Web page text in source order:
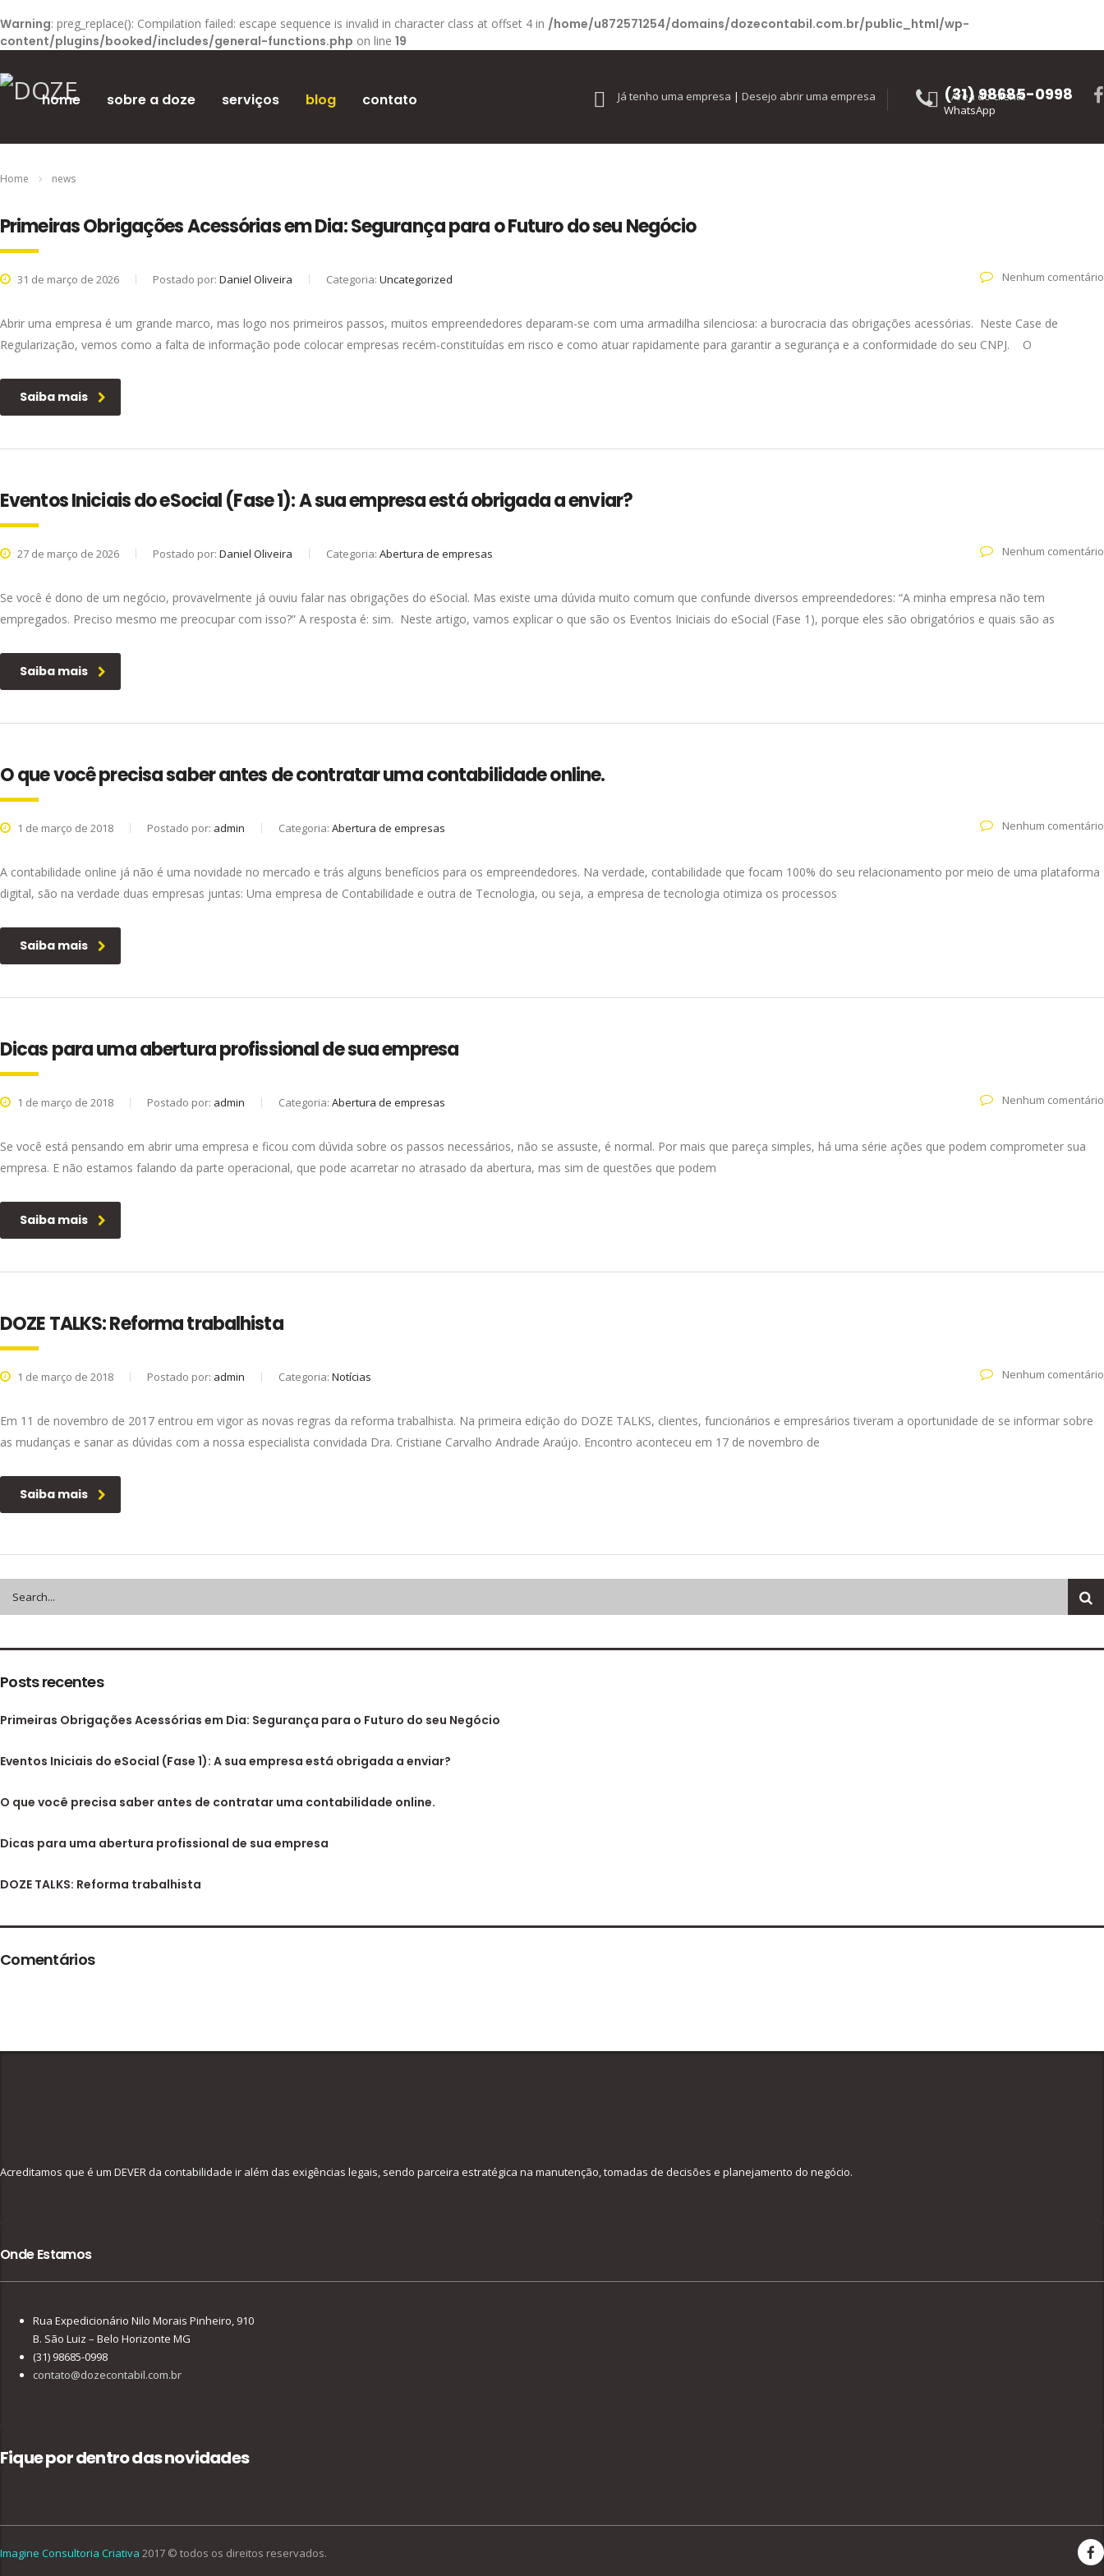
Warning: preg_replace(): Compilation failed: escape sequence is invalid in character class at offset 4 in /home/u872571254/domains/dozecontabil.com.br/public_html/wp-
content/plugins/booked/includes/general-functions.php on line 19
Área do cliente
Já tenho uma empresa | Desejo abrir uma empresa
home sobre a doze serviços blog contato (31) 98685-0998
WhatsApp
Home News
Primeiras Obrigações Acessórias em Dia: Segurança para o Futuro do seu Negócio
31 de março de 2026 Postado por: Daniel Oliveira Categoria: Uncategorized Nenhum comentário
Abrir uma empresa é um grande marco, mas logo nos primeiros passos, muitos empreendedores deparam-se com uma armadilha silenciosa: a burocracia das obrigações acessórias. Neste Case de
Regularização, vemos como a falta de informação pode colocar empresas recém-constituídas em risco e como atuar rapidamente para garantir a segurança e a conformidade do seu CNPJ. O
Saiba mais
Eventos Iniciais do eSocial (Fase 1): A sua empresa está obrigada a enviar?
27 de março de 2026 Postado por: Daniel Oliveira Categoria: Abertura de empresas Nenhum comentário
Se você é dono de um negócio, provavelmente já ouviu falar nas obrigações do eSocial. Mas existe uma dúvida muito comum que confunde diversos empreendedores: “A minha empresa não tem
empregados. Preciso mesmo me preocupar com isso?” A resposta é: sim. Neste artigo, vamos explicar o que são os Eventos Iniciais do eSocial (Fase 1), porque eles são obrigatórios e quais são as
Saiba mais
O que você precisa saber antes de contratar uma contabilidade online.
1 de março de 2018 Postado por: admin Categoria: Abertura de empresas Nenhum comentário
A contabilidade online já não é uma novidade no mercado e trás alguns benefícios para os empreendedores. Na verdade, contabilidade que focam 100% do seu relacionamento por meio de uma plataforma
digital, são na verdade duas empresas juntas: Uma empresa de Contabilidade e outra de Tecnologia, ou seja, a empresa de tecnologia otimiza os processos
Saiba mais
Dicas para uma abertura profissional de sua empresa
1 de março de 2018 Postado por: admin Categoria: Abertura de empresas Nenhum comentário
Se você está pensando em abrir uma empresa e ficou com dúvida sobre os passos necessários, não se assuste, é normal. Por mais que pareça simples, há uma série ações que podem comprometer sua
empresa. E não estamos falando da parte operacional, que pode acarretar no atrasado da abertura, mas sim de questões que podem
Saiba mais
DOZE TALKS: Reforma trabalhista
1 de março de 2018 Postado por: admin Categoria: Notícias Nenhum comentário
Em 11 de novembro de 2017 entrou em vigor as novas regras da reforma trabalhista. Na primeira edição do DOZE TALKS, clientes, funcionários e empresários tiveram a oportunidade de se informar sobre
as mudanças e sanar as dúvidas com a nossa especialista convidada Dra. Cristiane Carvalho Andrade Araújo. Encontro aconteceu em 17 de novembro de
Saiba mais
Posts recentes
Primeiras Obrigações Acessórias em Dia: Segurança para o Futuro do seu Negócio
Eventos Iniciais do eSocial (Fase 1): A sua empresa está obrigada a enviar?
O que você precisa saber antes de contratar uma contabilidade online.
Dicas para uma abertura profissional de sua empresa
DOZE TALKS: Reforma trabalhista
Comentários
Acreditamos que é um DEVER da contabilidade ir além das exigências legais, sendo parceira estratégica na manutenção, tomadas de decisões e planejamento do negócio.
Onde Estamos
Rua Expedicionário Nilo Morais Pinheiro, 910
B. São Luiz – Belo Horizonte MG
(31) 98685-0998
contato@dozecontabil.com.br
Fique por dentro das novidades
Imagine Consultoria Criativa 2017 © todos os direitos reservados.